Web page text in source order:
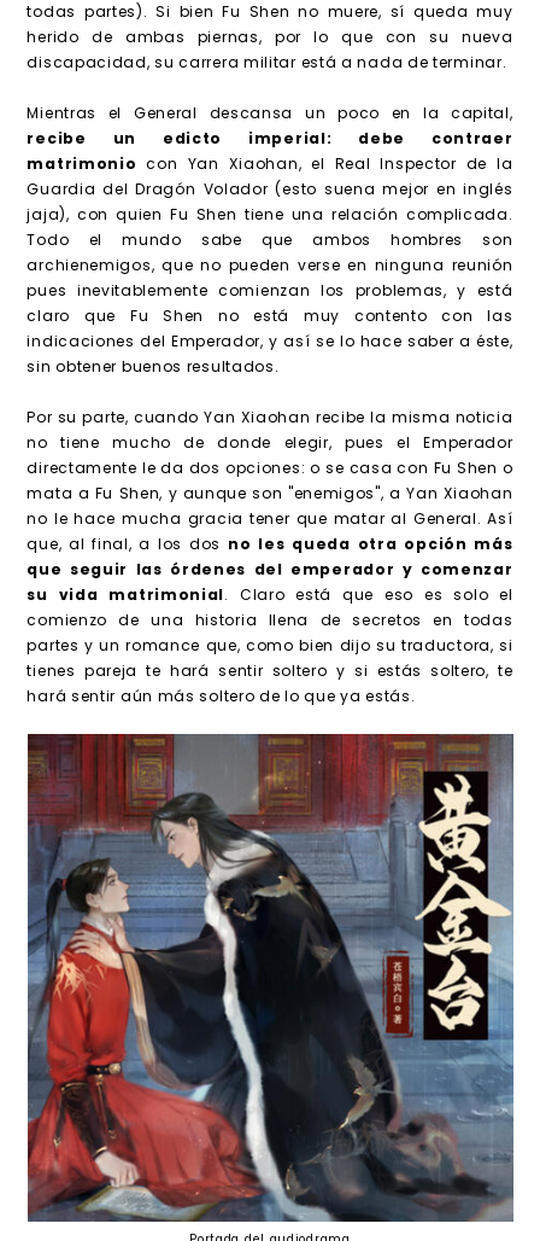
todas partes). Si bien Fu Shen no muere, sí queda muy
herido de ambas piernas, por lo que con su nueva
discapacidad, su carrera militar está a nada de terminar.
Mientras el General descansa un poco en la capital,
recibe un edicto imperial: debe contraer
matrimoniocon Yan Xiaohan, el Real Inspector de la
Guardia del Dragón Volador (esto suena mejor en inglés
jaja), con quien Fu Shen tiene una relación complicada.
Todo el mundo sabe que ambos hombres son
archienemigos, que no pueden verse en ninguna reunión
pues inevitablemente comienzan los problemas, y está
claro que Fu Shen no está muy contento con las
indicaciones del Emperador, y así se lo hace saber a éste,
sin obtener buenos resultados.
Por su parte, cuando Yan Xiaohan recibe la misma noticia
no tiene mucho de donde elegir, pues el Emperador
directamente le da dos opciones: o se casa con Fu Shen o
mata a Fu Shen, y aunque son "enemigos", a Yan Xiaohan
no le hace mucha gracia tener que matar al General. Así
que, al final, a los dos no les queda otra opción más
que seguir las órdenes del emperador y comenzar
su vida matrimonial. Claro está que eso es solo el
comienzo de una historia llena de secretos en todas
partes y un romance que, como bien dijo su traductora, si
tienes pareja te hará sentir soltero y si estás soltero, te
hará sentir aún más soltero de lo que ya estás.